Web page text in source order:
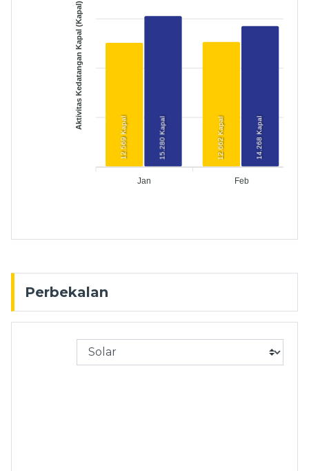
Aktivitas Kedatangan Kapal (Kapal)
12.569 Kapal 12.662 Kapal
15.280 Kapal 14.268 Kapal
Jan Feb
Perbekalan